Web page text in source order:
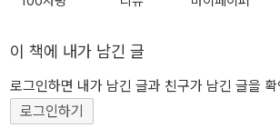
지닌 두 사람이 사랑에 빠진다. 사시사철 눈이
장 난 탓에 프로젝트는 전면 중단된다. 그러나
식을 전해야 하는 나는 모두가 탈출한 행성에
데…….
이 책에 내가 남긴 글
로그인하면 내가 남긴 글과 친구가 남긴 글을
로그인하기